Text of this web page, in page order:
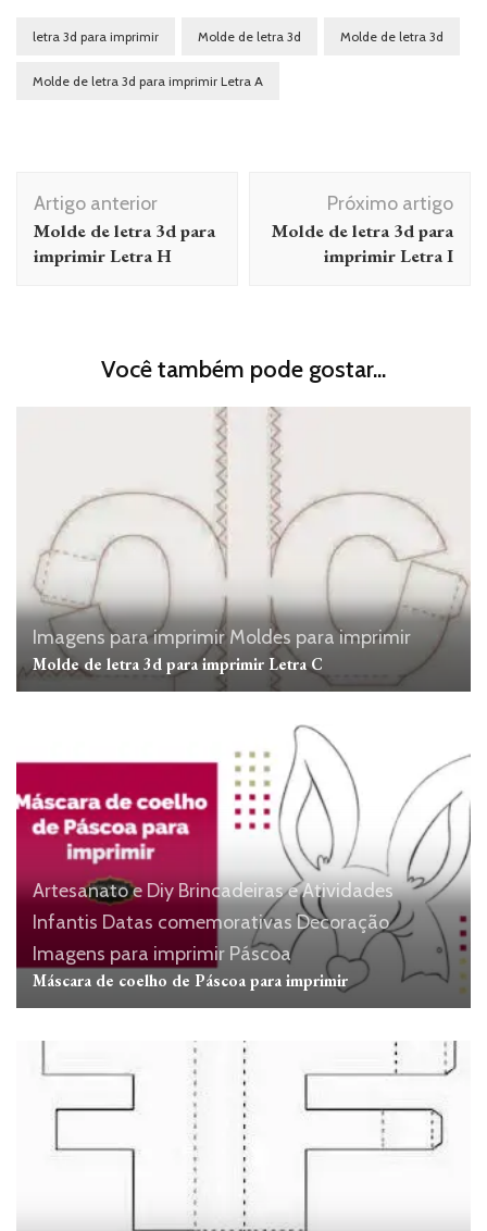
letra 3d para imprimir Molde de letra 3d Molde de letra 3d
Molde de letra 3d para imprimir Letra A
Navegação
de
post
Artigo anterior
Molde de letra 3d para
imprimir Letra H
Próximo artigo
Molde de letra 3d para
imprimir Letra I
Você também pode gostar...
Imagens para imprimir Moldes para imprimir
Molde de letra 3d para imprimir Letra C
Artesanato e DiyBrincadeiras e Atividades
Infantis Datas comemorativas Decoração
Imagens para imprimir Páscoa
Máscara de coelho de Páscoa para imprimir